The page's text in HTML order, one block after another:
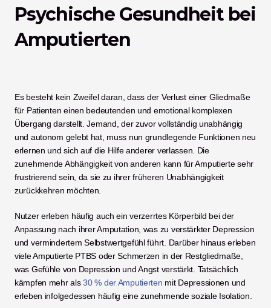
Psychische Gesundheit bei
Amputierten
Es besteht kein Zweifel daran, dass der Verlust einer Gliedmaße
für Patienten einen bedeutenden und emotional komplexen
Übergang darstellt. Jemand, der zuvor vollständig unabhängig
und autonom gelebt hat, muss nun grundlegende Funktionen neu
erlernen und sich auf die Hilfe anderer verlassen. Die
zunehmende Abhängigkeit von anderen kann für Amputierte sehr
frustrierend sein, da sie zu ihrer früheren Unabhängigkeit
zurückkehren möchten.
Nutzer erleben häufig auch ein verzerrtes Körperbild bei der
Anpassung nach ihrer Amputation, was zu verstärkter Depression
und vermindertem Selbstwertgefühl führt. Darüber hinaus erleben
viele Amputierte PTBS oder Schmerzen in der Restgliedmaße,
was Gefühle von Depression und Angst verstärkt. Tatsächlich
kämpfen mehr als 30 % der Amputierten mit Depressionen und
erleben infolgedessen häufig eine zunehmende soziale Isolation.